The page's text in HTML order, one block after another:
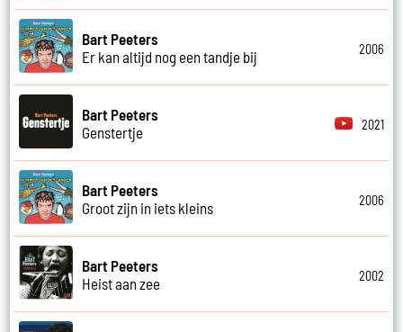
Bart Peeters
Er kan altijd nog een tandje bij
2006
Bart Peeters
Genstertje
2021
Bart Peeters
Groot zijn in iets kleins
2006
Bart Peeters
Heist aan zee
2002